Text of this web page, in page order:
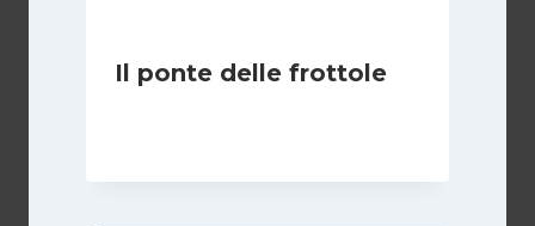
Il ponte delle frottole